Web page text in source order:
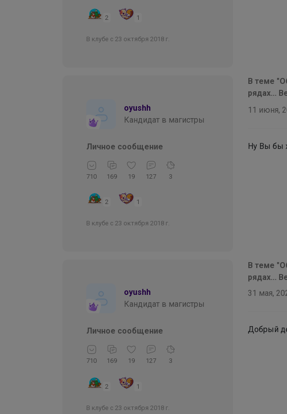
2 1
В клубе с 23 октября 2018 г.
oyushh
Кандидат в магистры
Личное сообщение
710 169 19 127 3
2 1
В клубе с 23 октября 2018 г.
В теме
рядах...
11 июня,
Ну Вы бы
oyushh
Кандидат в магистры
Личное сообщение
710 169 19 127 3
2 1
В клубе с 23 октября 2018 г.
В теме
рядах...
31 мая,
Добрый
Кроссовки